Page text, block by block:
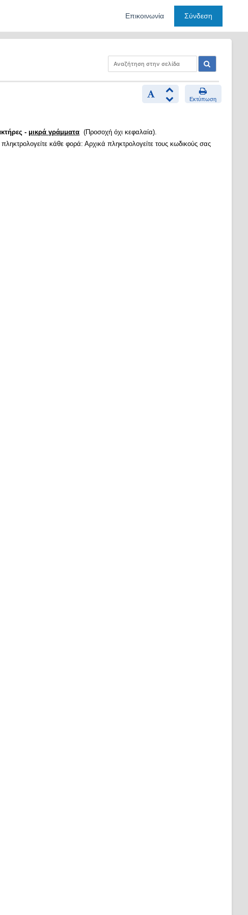
Επικοινωνία Σύνδεση
Εκτύπωση
- μικρά γράμματα (Προσοχή όχι κεφαλαία).
κάθε φορά: Αρχικά πληκτρολογείτε τους κωδικούς σας